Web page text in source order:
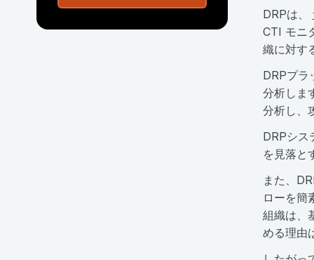
DRPは、
CTI モニ
織に対す
DRPプラ
分析しま
分析し、
DRPシス
を見落と
また、
ローを簡
組織は、
める理由